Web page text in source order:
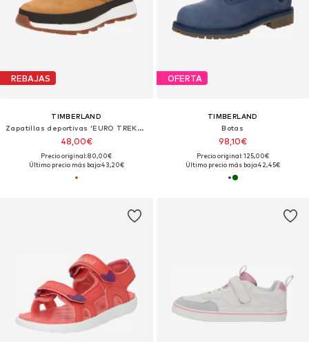
REBAJAS
TIMBERLAND
Zapatillas deportivas 'EURO TREKKER'
48,00€
Precio original: 80,00€
Último precio más bajo:43,20€
OFERTA
TIMBERLAND
Botas
98,10€
Precio original: 125,00€
Último precio más bajo:42,45€